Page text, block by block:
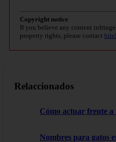
Copyright notice
If you believe any content
property rights, please contact
Relaccionados
Cómo actuar frente a
Nombres para gatos